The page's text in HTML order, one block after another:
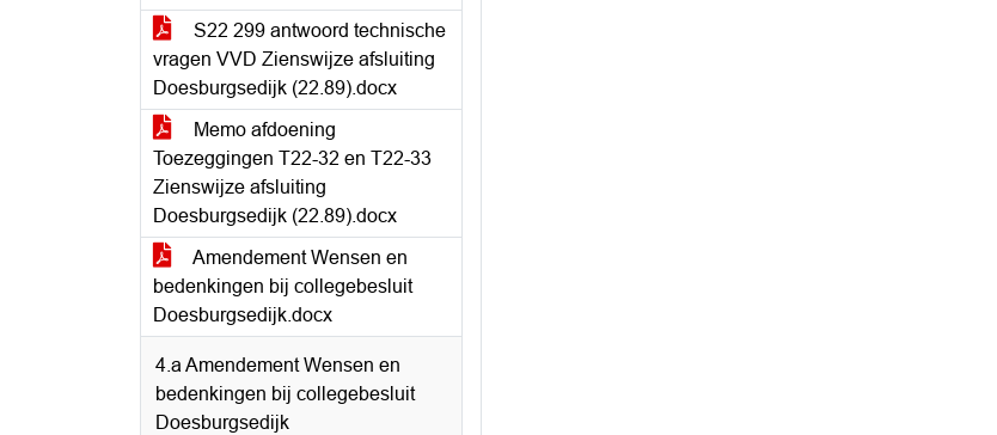
S22 299 antwoord technische
vragen VVD Zienswijze afsluiting
Doesburgsedijk (22.89).docx
Memo afdoening
Toezeggingen T22-32 en T22-33
Zienswijze afsluiting
Doesburgsedijk (22.89).docx
Amendement Wensen en
bedenkingen bij collegebesluit
Doesburgsedijk.docx
4.a Amendement Wensen en
bedenkingen bij collegebesluit
Doesburgsedijk